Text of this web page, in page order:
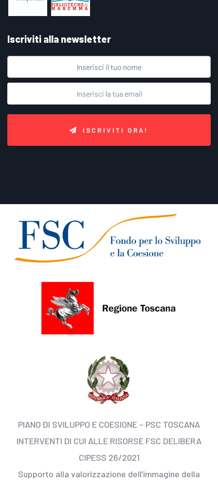
Iscriviti alla newsletter
ISCRIVITI ORA!
PIANO DI SVILUPPO E COESIONE – PSC TOSCANA
INTERVENTI DI CUI ALLE RISORSE FSC DELIBERA
CIPESS 26/2021
Supporto alla valorizzazione dell’immagine della